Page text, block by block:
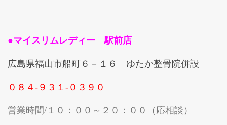
●マイスリムレディー 駅前店
広島県福山市船町６－１６ ゆたか整骨院併設
０８４-９３１-０３９０
営業時間/１０：００～２０：００（応相談）